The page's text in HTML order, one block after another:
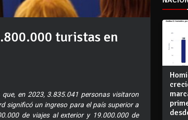
turistas en
en 2023, 3.835.041 personas visitaron
significó un ingreso para el país superior a
de viajes al exterior y 19.000.000 de